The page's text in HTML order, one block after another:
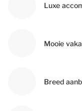
Luxe
Mooie
Breed